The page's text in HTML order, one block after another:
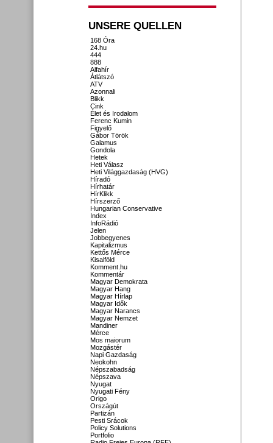
UNSERE QUELLEN
168 Óra
24.hu
444
888
Alfahír
Átlátszó
ATV
Azonnali
Blikk
Cink
Élet és Irodalom
Ferenc Kumin
Figyelő
Gábor Török
Galamus
Gondola
Hetek
Heti Válasz
Heti Világgazdaság (HVG)
Híradó
Hírhatár
HírKlikk
Hírszerző
Hungarian Conservative
Index
InfoRádió
Jelen
Jobbegyenes
Kapitalizmus
Kettős Mérce
Kisalföld
Komment.hu
Kommentár
Magyar Demokrata
Magyar Hang
Magyar Hírlap
Magyar Idők
Magyar Narancs
Magyar Nemzet
Mandiner
Mérce
Mos maiorum
Mozgástér
Napi Gazdaság
Neokohn
Népszabadság
Népszava
Nyugat
Nyugati Fény
Origo
Országút
Partizán
Pesti Srácok
Policy Solutions
Portfolio